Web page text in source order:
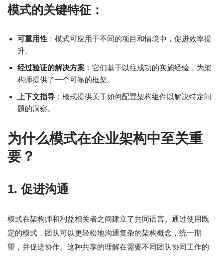
模式的关键特征：
可重用性 ：模式可应用于不同的项目和情境中，促进效率提
升。
经过验证的解决方案 ：它们基于以往成功的实施经验，为架
构师提供了一个可靠的框架。
上下文指导 ：模式提供关于如何配置架构组件以解决特定问
题的洞察。
为什么模式在企业架构中至关重
要？
1. 促进沟通
模式在架构师和利益相关者之间建立了共同语言。通过使用既
定的模式，团队可以更轻松地沟通复杂的架构概念，统一期
望，并促进协作。这种共享的理解在需要不同团队协同工作的